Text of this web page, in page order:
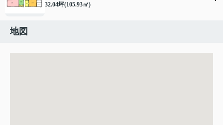
32.04坪(105.93㎡)
地図